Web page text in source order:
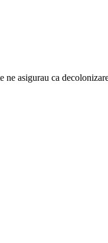
asigurau ca